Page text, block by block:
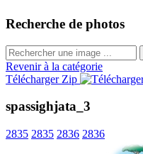
Recherche de photos
Revenir à la catégorie
Télécharger Zip
spassighjata_3
2835 2835 2836 2836